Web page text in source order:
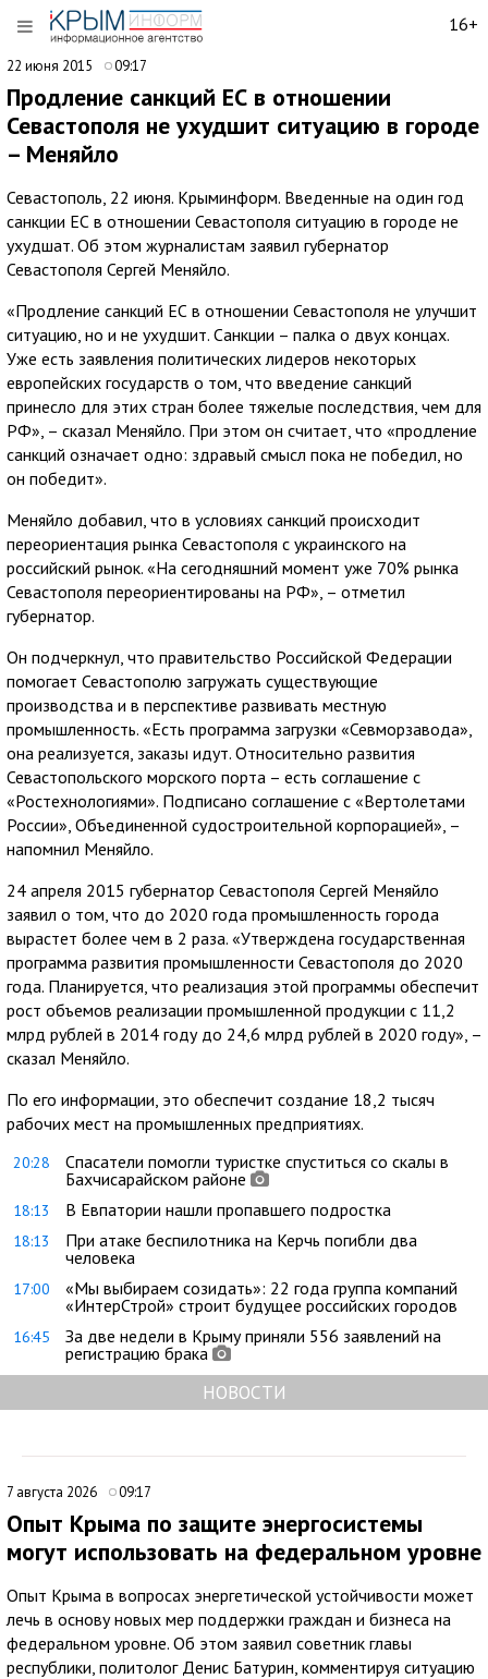
16+
22 июня 2015 09:17
Продление санкций ЕС в отношении
Севастополя не ухудшит ситуацию в городе
– Меняйло
Севастополь, 22 июня. Крыминформ. Введенные на один год
санкции ЕС в отношении Севастополя ситуацию в городе не
ухудшат. Об этом журналистам заявил губернатор
Севастополя Сергей Меняйло.
«Продление санкций ЕС в отношении Севастополя не улучшит
ситуацию, но и не ухудшит. Санкции – палка о двух концах.
Уже есть заявления политических лидеров некоторых
европейских государств о том, что введение санкций
принесло для этих стран более тяжелые последствия, чем для
РФ», – сказал Меняйло. При этом он считает, что «продление
санкций означает одно: здравый смысл пока не победил, но
он победит».
Меняйло добавил, что в условиях санкций происходит
переориентация рынка Севастополя с украинского на
российский рынок. «На сегодняшний момент уже 70% рынка
Севастополя переориентированы на РФ», – отметил
губернатор.
Он подчеркнул, что правительство Российской Федерации
помогает Севастополю загружать существующие
производства и в перспективе развивать местную
промышленность. «Есть программа загрузки «Севморзавода»,
она реализуется, заказы идут. Относительно развития
Севастопольского морского порта – есть соглашение с
«Ростехнологиями». Подписано соглашение с «Вертолетами
России», Объединенной судостроительной корпорацией», –
напомнил Меняйло.
24 апреля 2015 губернатор Севастополя Сергей Меняйло
заявил о том, что до 2020 года промышленность города
вырастет более чем в 2 раза. «Утверждена государственная
программа развития промышленности Севастополя до 2020
года. Планируется, что реализация этой программы обеспечит
рост объемов реализации промышленной продукции с 11,2
млрд рублей в 2014 году до 24,6 млрд рублей в 2020 году», –
сказал Меняйло.
По его информации, это обеспечит создание 18,2 тысяч
рабочих мест на промышленных предприятиях.
20:28
Спасатели помогли туристке спуститься со скалы в
Бахчисарайском районе
18:13 В Евпатории нашли пропавшего подростка
18:13
При атаке беспилотника на Керчь погибли два
человека
17:00
«Мы выбираем созидать»: 22 года группа компаний
«ИнтерСтрой» строит будущее российских городов
16:45
За две недели в Крыму приняли 556 заявлений на
регистрацию брака
НОВОСТИ
7 августа 2026 09:17
Опыт Крыма по защите энергосистемы
могут использовать на федеральном уровне
Опыт Крыма в вопросах энергетической устойчивости может
лечь в основу новых мер поддержки граждан и бизнеса на
федеральном уровне. Об этом заявил советник главы
республики, политолог Денис Батурин, комментируя ситуацию